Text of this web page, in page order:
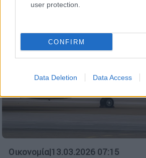
user protection.
CONFIRM
Data Deletion Data Access
Οικονομία|13.03.2026 07:15